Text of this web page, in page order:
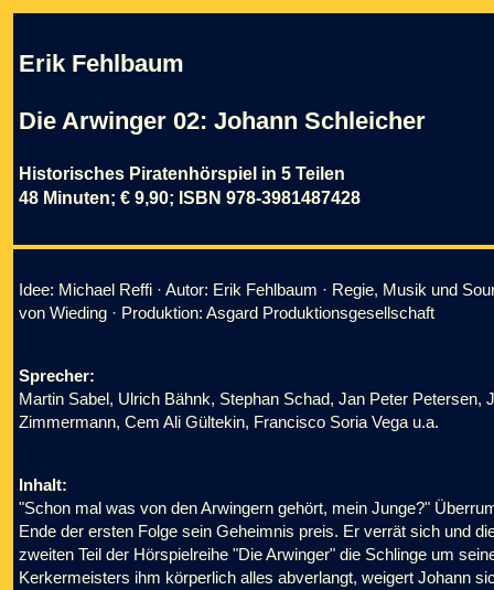
Erik Fehlbaum
Die Arwinger 02: Johann Schleicher
Historisches Piratenhörspiel in 5 Teilen
48 Minuten; € 9,90; ISBN 978-3981487428
Idee: Michael Reffi · Autor: Erik Fehlbaum · Regie, Musik und
von Wieding · Produktion: Asgard Produktionsgesellschaft
Sprecher:
Martin Sabel, Ulrich Bähnk, Stephan Schad, Jan Peter
Zimmermann, Cem Ali Gültekin, Francisco Soria Vega u.a.
Inhalt:
"Schon mal was von den Arwingern gehört, mein Junge?"
Ende der ersten Folge sein Geheimnis preis. Er verrät sich und
zweiten Teil der Hörspielreihe "Die Arwinger" die Schlinge um
Kerkermeisters ihm körperlich alles abverlangt, weigert Johann